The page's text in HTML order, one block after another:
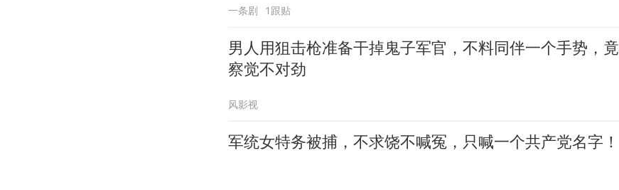
一条剧 1跟贴
男人用狙击枪准备干掉鬼子军官，不料同伴一个手势，竟
察觉不对劲
风影视
军统女特务被捕，不求饶不喊冤，只喊一个共产党名字！